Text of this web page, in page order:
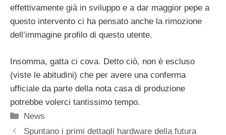
effettivamente già in sviluppo e a dar maggior pepe a
questo intervento ci ha pensato anche la rimozione
dell’immagine profilo di questo utente.
Insomma, gatta ci cova. Detto ciò, non è escluso
(viste le abitudini) che per avere una conferma
ufficiale da parte della nota casa di produzione
potrebbe volerci tantissimo tempo.
Categorie
News
Spuntano i primi dettagli hardware della futura